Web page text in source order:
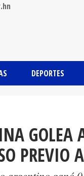
DEPORTES
GOLEA
PREVIO